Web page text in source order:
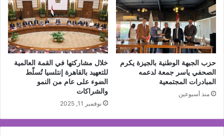
حزب الجبهة الوطنية بالجيزة يكرم
الصحفي ياسر جمعة لدعمه
المبادرات المجتمعية
منذ أسبوعين
خلال مشاركتها في القمة العالمية
للتعهيد بالقاهرة إنتلسيا تُسلّط
الضوء على عام من النمو
والشراكات
نوفمبر 11, 2025